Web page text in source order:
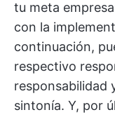
tu meta
con la
continuación,
respectivo
responsabilidad
sintonía. Y, por